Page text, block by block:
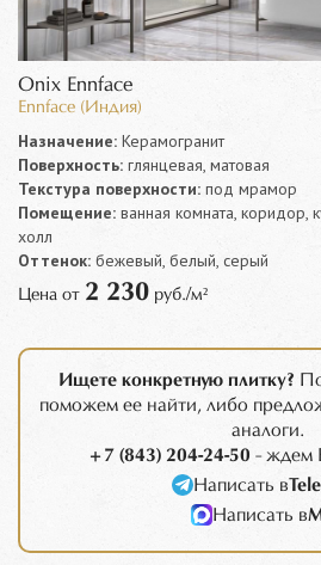
Onix Ennface
Ennface (Индия)
Назначение: Керамогранит
Поверхность: глянцевая, матовая
Текстура поверхности: под мрамор
Помещение: ванная комната, коридор,
холл
Оттенок: бежевый, белый, серый
Цена от 2 230 руб./м²
Ищете конкретную плитку?
поможем ее найти, либо
аналоги.
+7 (843) 204-24-50 - ждем
Написать в
Написать в